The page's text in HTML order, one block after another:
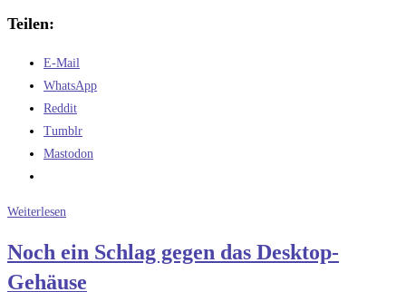
Teilen:
E-Mail
WhatsApp
Reddit
Tumblr
Mastodon
Weiterlesen
die
FDP
Noch ein Schlag gegen das Desktop-
Gehäuse